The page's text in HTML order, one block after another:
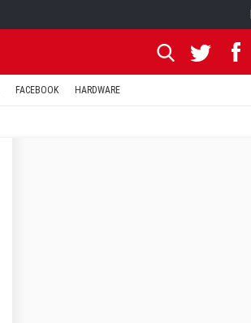
FACEBOOK HARDWARE